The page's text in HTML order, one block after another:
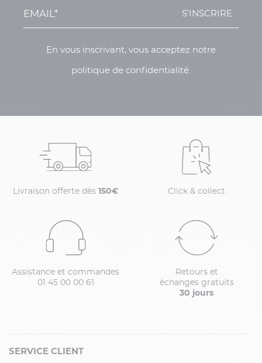
S'INSCRIRE
En vous inscrivant, vous acceptez notre
politique de confidentialité.
Livraison offerte dès 150€ Click & collect
Assistance et commandes
01 45 00 00 61
Retours et
échanges gratuits
30 jours
SERVICE CLIENT